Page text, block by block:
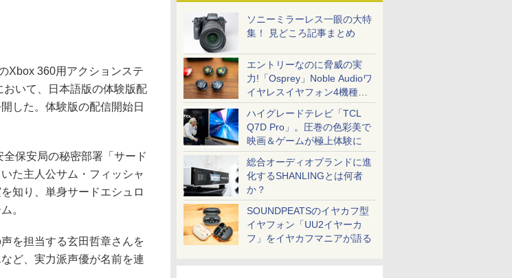
ソニーミラーレス一眼の大特
集！ 見どころ記事まとめ
エントリーなのに脅威の実
力!「Osprey」Noble Audioワ
イヤレスイヤフォン4機種を
一気に聴く
ハイグレードテレビ「TCL
Q7D Pro」。圧巻の色彩美で
映画＆ゲームが極上体験に
総合オーディオブランドに進
化するSHANLINGとは何者
か？
SOUNDPEATSのイヤカフ型
イヤフォン「UU2イヤーカ
フ」をイヤカフマニアが語る
Xbox 360用アクションステ
いて、日本語版の体験版配
した。体験版の配信開始日
保安局の秘密部署「サード
た主人公サム・フィッシャ
知り、単身サードエシュロ
。
を担当する玄田哲章さんを
ど、実力派声優が名前を連